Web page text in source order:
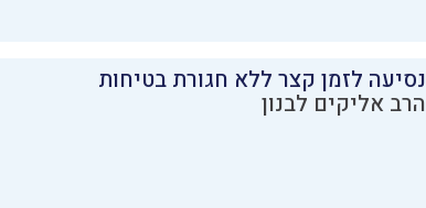
נסיעה לזמן קצר ללא חגורת בטיחות
הרב אליקים לבנון